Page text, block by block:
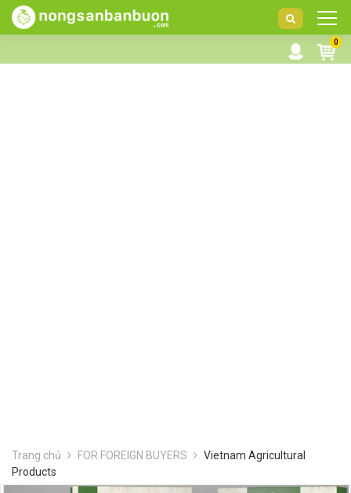
0
DANH
MỤC
Trang chủ FOR FOREIGN BUYERS
Vietnam Agricultural
Products